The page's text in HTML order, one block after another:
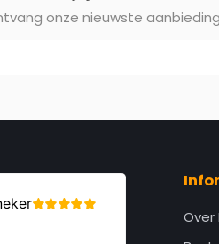
onze nieuwste
Over